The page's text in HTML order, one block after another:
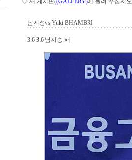
◇ 새 게시판((GALLERY)에 올려 주십시오
남지성vs Yuki BHAMBRI
3:6 3:6 남지승 패